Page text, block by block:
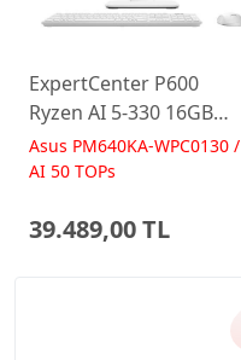
ExpertCenter P600
Ryzen AI 5-330 16GB
512GB 23.8 FreeDos
Beyaz AI-Powered AIO
Asus PM640KA-WPC0130 /
AI 50 TOPs
39.489,00 TL